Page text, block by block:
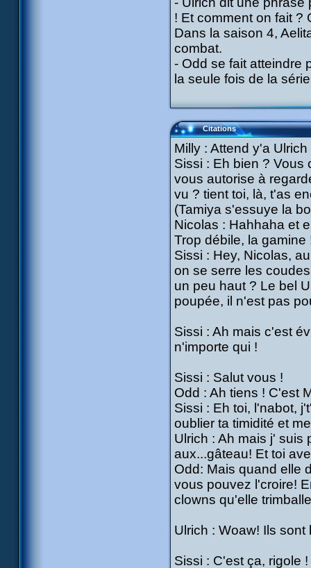
! Et comment on fait ?
Dans la saison 4,
combat.
- Odd se fait atteindre
la seule fois de la
Citations
Milly : Attend y'a
Sissi : Eh bien ? Vous
vous autorise à
vu ? tient toi, là, t'as
(Tamiya s'essuye la
Nicolas : Hahhaha et
Trop débile, la gamine
Sissi : Hey, Nicolas,
on se serre les
un peu haut ? Le bel
poupée, il n'est pas
Sissi : Ah mais c'est
n'importe qui !
Sissi : Salut vous !
Odd : Ah tiens ! C'est
Sissi : Eh toi, l'nabot,
oublier ta timidité et
Ulrich : Ah mais j' suis
aux...gâteau! Et toi
Odd: Mais quand elle
vous pouvez l'croire!
clowns qu'elle
Ulrich : Woaw! Ils
Sissi : C'est ça, rigole